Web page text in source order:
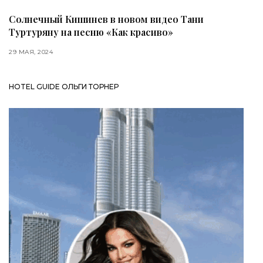
Солнечный Кишинев в новом видео Тани
Туртуряну на песню «Как красиво»
29 МАЯ, 2024
HOTEL GUIDE ОЛЬГИ ТОРНЕР